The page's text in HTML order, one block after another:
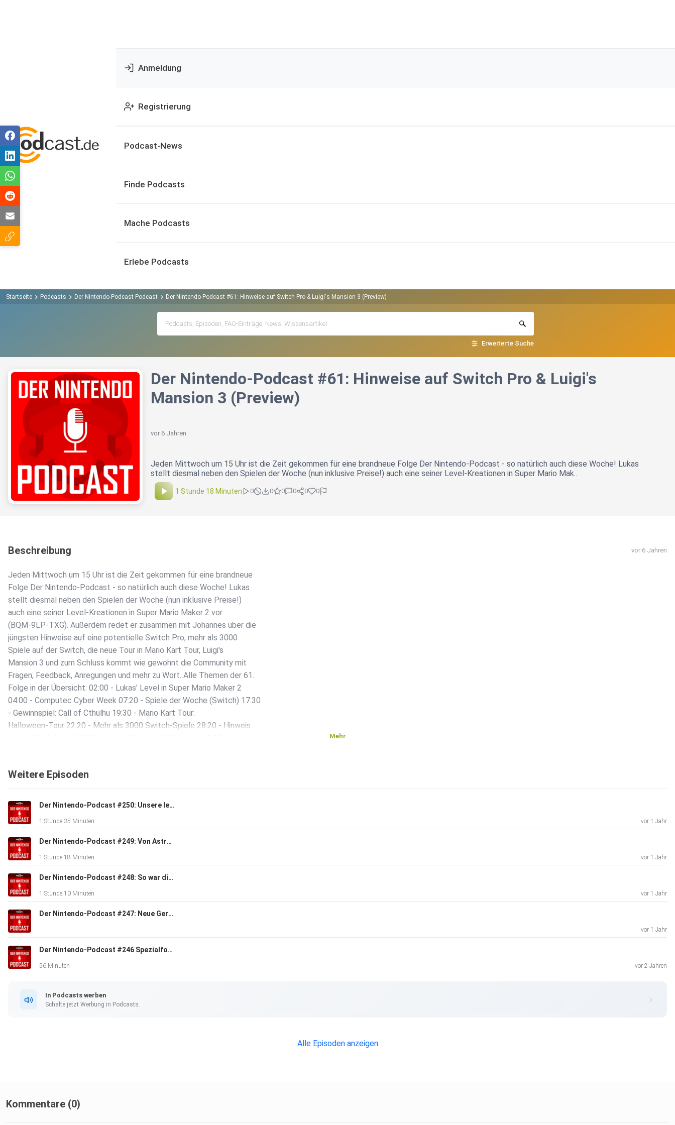
Anmeldung
Registrierung
Podcast-News
Finde Podcasts
Mache Podcasts
Erlebe Podcasts
Startseite Podcasts Der Nintendo-Podcast Podcast Der Nintendo-Podcast #61: Hinweise auf Switch Pro & Luigi's Mansion 3 (Preview)
Erweiterte Suche
Der Nintendo-Podcast #61: Hinweise auf Switch Pro & Luigi's
Mansion 3 (Preview)
vor 6 Jahren
Jeden Mittwoch um 15 Uhr ist die Zeit gekommen für eine brandneue Folge Der Nintendo-Podcast - so natürlich auch diese Woche! Lukas
stellt diesmal neben den Spielen der Woche (nun inklusive Preise!) auch eine seiner Level-Kreationen in Super Mario Mak..
1 Stunde 18 Minuten 0 0 0 0 0 0
Beschreibung vor 6 Jahren
Jeden Mittwoch um 15 Uhr ist die Zeit gekommen für eine brandneue
Folge Der Nintendo-Podcast - so natürlich auch diese Woche! Lukas
stellt diesmal neben den Spielen der Woche (nun inklusive Preise!)
auch eine seiner Level-Kreationen in Super Mario Maker 2 vor
(BQM-9LP-TXG). Außerdem redet er zusammen mit Johannes über die
jüngsten Hinweise auf eine potentielle Switch Pro, mehr als 3000
Spiele auf der Switch, die neue Tour in Mario Kart Tour, Luigi's
Mansion 3 und zum Schluss kommt wie gewohnt die Community mit
Fragen, Feedback, Anregungen und mehr zu Wort. Alle Themen der 61.
Folge in der Übersicht: 02:00 - Lukas' Level in Super Mario Maker 2
04:00 - Computec Cyber Week 07:20 - Spiele der Woche (Switch) 17:30
- Gewinnspiel: Call of Cthulhu 19:30 - Mario Kart Tour:
Halloween-Tour 22:20 - Mehr als 3000 Switch-Spiele 28:20 - Hinweis
http://www.pcgames.de/podcast-cthulhu Der Nintendo-Podcast bei
Mehr
Weitere Episoden
Der Nintendo-Podcast #250: Unsere letzte Folge - danke für sechs tolle Jahre!
1 Stunde 35 Minuten vor 1 Jahr
Der Nintendo-Podcast #249: Von Astro Bot über Mario Party bis Zelda - zwei Brotatos am Schnacken!
1 Stunde 18 Minuten vor 1 Jahr
Der Nintendo-Podcast #248: So war die Gamescom 2024 - mit 4P!
1 Stunde 10 Minuten vor 1 Jahr
Der Nintendo-Podcast #247: Neue Gerüchte zur Switch 2 & welche Nintendo-Charaktere ein eigenes Spiel verdienen
vor 1 Jahr
Der Nintendo-Podcast #246 Spezialfolge: Der Charme und die Videospieladaptionen von One Piece
56 Minuten vor 2 Jahren
In Podcasts werben
Schalte jetzt Werbung in Podcasts.
Alle Episoden anzeigen
Kommentare (0)